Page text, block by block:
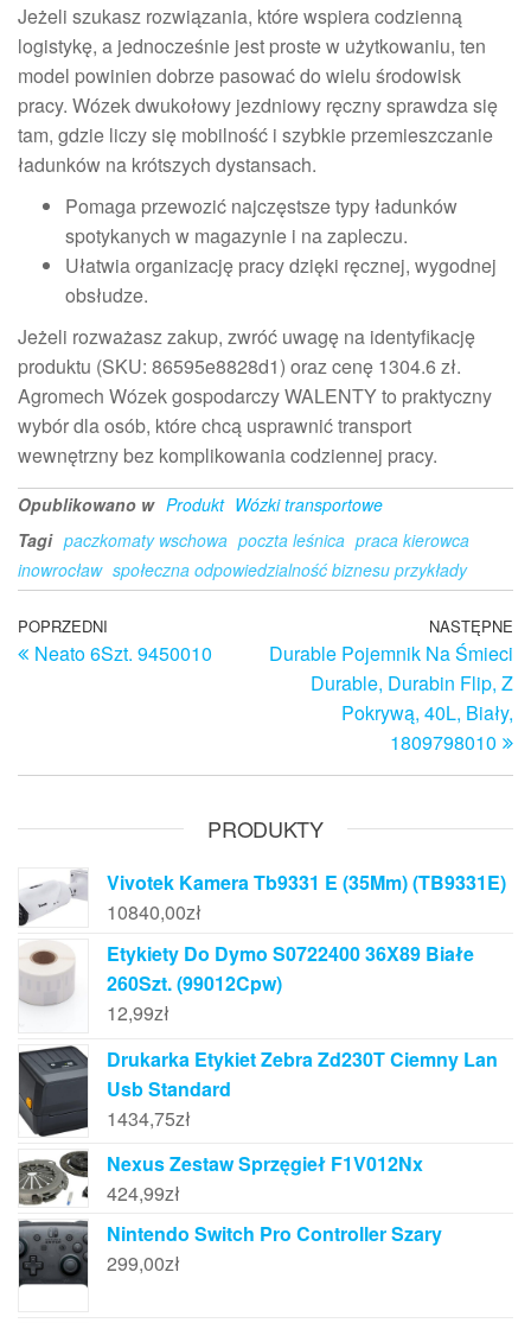
Jeżeli szukasz rozwiązania, które wspiera codzienną
logistykę, a jednocześnie jest proste w użytkowaniu, ten
model powinien dobrze pasować do wielu środowisk
pracy. Wózek dwukołowy jezdniowy ręczny sprawdza się
tam, gdzie liczy się mobilność i szybkie przemieszczanie
ładunków na krótszych dystansach.
Pomaga przewozić najczęstsze typy ładunków
spotykanych w magazynie i na zapleczu.
Ułatwia organizację pracy dzięki ręcznej, wygodnej
obsłudze.
Jeżeli rozważasz zakup, zwróć uwagę na identyfikację
produktu (SKU: 86595e8828d1) oraz cenę 1304.6 zł.
Agromech Wózek gospodarczy WALENTY to praktyczny
wybór dla osób, które chcą usprawnić transport
wewnętrzny bez komplikowania codziennej pracy.
Opublikowano w Produkt Wózki transportowe
Tagi paczkomaty wschowa poczta leśnica praca kierowca
inowrocław społeczna odpowiedzialność biznesu przykłady
Nawigacja
wpisu
Poprzedni
wpis
POPRZEDNI
Neato 6Szt. 9450010
NASTĘPNE
Durable Pojemnik Na Śmieci
Durable, Durabin Flip, Z
Pokrywą, 40L, Biały,
1809798010
PRODUKTY
Vivotek Kamera Tb9331 E (35Mm) (TB9331E)
10840,00zł
Etykiety Do Dymo S0722400 36X89 Białe
260Szt. (99012Cpw)
12,99zł
Drukarka Etykiet Zebra Zd230T Ciemny Lan
Usb Standard
1434,75zł
Nexus Zestaw Sprzęgieł F1V012Nx
424,99zł
Nintendo Switch Pro Controller Szary
299,00zł